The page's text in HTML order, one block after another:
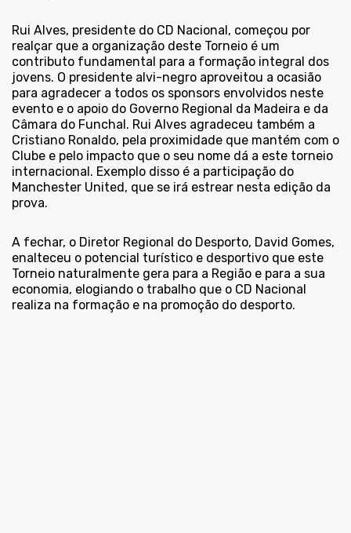
Rui Alves, presidente do CD Nacional, começou por
realçar que a organização deste Torneio é um
contributo fundamental para a formação integral dos
jovens. O presidente alvi-negro aproveitou a ocasião
para agradecer a todos os sponsors envolvidos neste
evento e o apoio do Governo Regional da Madeira e da
Câmara do Funchal. Rui Alves agradeceu também a
Cristiano Ronaldo, pela proximidade que mantém com o
Clube e pelo impacto que o seu nome dá a este torneio
internacional. Exemplo disso é a participação do
Manchester United, que se irá estrear nesta edição da
prova.
A fechar, o Diretor Regional do Desporto, David Gomes,
enalteceu o potencial turístico e desportivo que este
Torneio naturalmente gera para a Região e para a sua
economia, elogiando o trabalho que o CD Nacional
realiza na formação e na promoção do desporto.